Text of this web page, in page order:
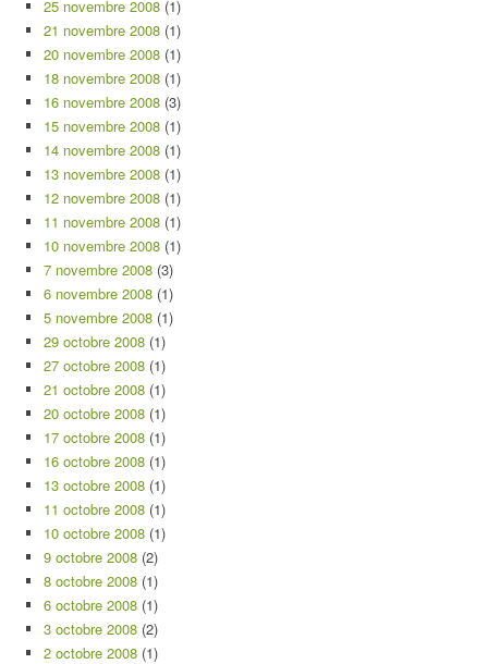
25 novembre 2008 (1)
21 novembre 2008 (1)
20 novembre 2008 (1)
18 novembre 2008 (1)
16 novembre 2008 (3)
15 novembre 2008 (1)
14 novembre 2008 (1)
13 novembre 2008 (1)
12 novembre 2008 (1)
11 novembre 2008 (1)
10 novembre 2008 (1)
7 novembre 2008 (3)
6 novembre 2008 (1)
5 novembre 2008 (1)
29 octobre 2008 (1)
27 octobre 2008 (1)
21 octobre 2008 (1)
20 octobre 2008 (1)
17 octobre 2008 (1)
16 octobre 2008 (1)
13 octobre 2008 (1)
11 octobre 2008 (1)
10 octobre 2008 (1)
9 octobre 2008 (2)
8 octobre 2008 (1)
6 octobre 2008 (1)
3 octobre 2008 (2)
2 octobre 2008 (1)